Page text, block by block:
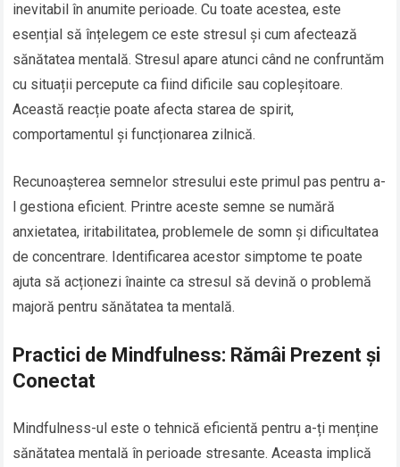
inevitabil în anumite perioade. Cu toate acestea, este
esențial să înțelegem ce este stresul și cum afectează
sănătatea mentală. Stresul apare atunci când ne confruntăm
cu situații percepute ca fiind dificile sau copleșitoare.
Această reacție poate afecta starea de spirit,
comportamentul și funcționarea zilnică.
Recunoașterea semnelor stresului este primul pas pentru a-
l gestiona eficient. Printre aceste semne se numără
anxietatea, iritabilitatea, problemele de somn și dificultatea
de concentrare. Identificarea acestor simptome te poate
ajuta să acționezi înainte ca stresul să devină o problemă
majoră pentru sănătatea ta mentală.
Practici de Mindfulness: Rămâi Prezent și
Conectat
Mindfulness-ul este o tehnică eficientă pentru a-ți menține
sănătatea mentală în perioade stresante. Aceasta implică